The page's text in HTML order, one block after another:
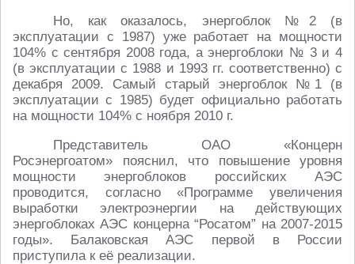
Но, как оказалось, энергоблок №2 (в
эксплуатации с 1987) уже работает на мощности
104% с сентября 2008 года, а энергоблоки № 3 и 4
(в эксплуатации с 1988 и 1993 гг. соответственно) с
декабря 2009. Самый старый энергоблок №1 (в
эксплуатации с 1985) будет официально работать
на мощности 104% с ноября 2010 г.
Представитель ОАО «Концерн
Росэнергоатом» пояснил, что повышение уровня
мощности энергоблоков российских АЭС
проводится, согласно «Программе увеличения
выработки электроэнергии на действующих
энергоблоках АЭС концерна “Росатом” на 2007-2015
годы». Балаковская АЭС первой в России
приступила к её реализации.